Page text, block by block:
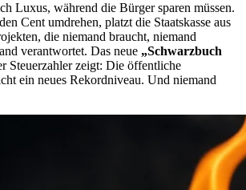
Luxus, während die Bürger sparen müssen.
Cent umdrehen, platzt die Staatskasse aus
die niemand braucht, niemand
verantwortet. Das neue „Schwarzbuch
Steuerzahler zeigt: Die öffentliche
ein neues Rekordniveau. Und niemand